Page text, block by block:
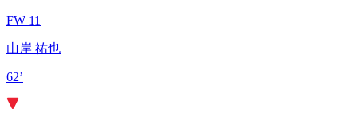
FW 11
山岸 祐也
62’